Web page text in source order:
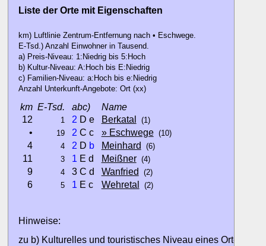
Liste der Orte mit Eigenschaften
km) Luftlinie Zentrum-Entfernung nach • Eschwege.
E-Tsd.) Anzahl Einwohner in Tausend.
a) Preis-Niveau: 1:Niedrig bis 5:Hoch
b) Kultur-Niveau: A:Hoch bis E:Niedrig
c) Familien-Niveau: a:Hoch bis e:Niedrig
Anzahl Unterkunft-Angebote: Ort (xx)
km E-Tsd. abc)
Name
12
1 2 D e Berkatal (1)
• 19 2 C c » Eschwege (10)
4 4 2 D b Meinhard (6)
11 3 1 E d Meißner (4)
9 4 3 C d Wanfried (2)
6 5 1 E c Wehretal (2)
Hinweise:
zu b) Kulturelles und touristisches Niveau eines Ortes